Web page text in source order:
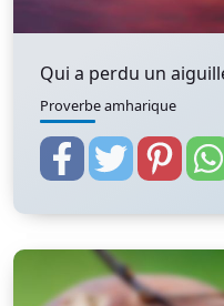
Qui a perdu un
Proverbe amharique